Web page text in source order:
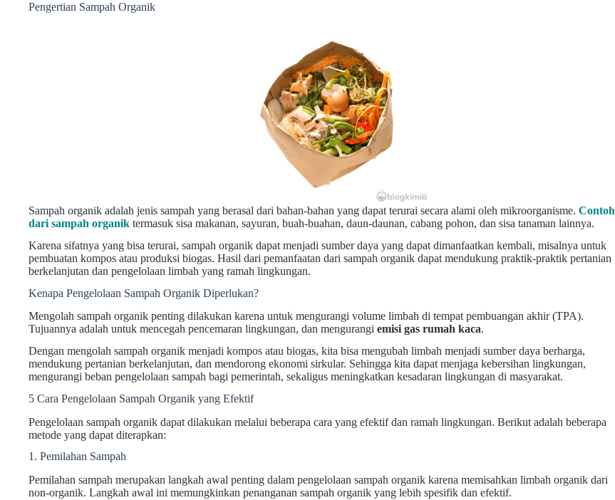
Pengertian Sampah Organik
Sampah organik adalah jenis sampah yang berasal dari bahan-bahan yang dapat terurai secara alami oleh mikroorganisme. Contoh
dari sampah organik termasuk sisa makanan, sayuran, buah-buahan, daun-daunan, cabang pohon, dan sisa tanaman lainnya.
Karena sifatnya yang bisa terurai, sampah organik dapat menjadi sumber daya yang dapat dimanfaatkan kembali, misalnya untuk
pembuatan kompos atau produksi biogas. Hasil dari pemanfaatan dari sampah organik dapat mendukung praktik-praktik pertanian
berkelanjutan dan pengelolaan limbah yang ramah lingkungan.
Kenapa Pengelolaan Sampah Organik Diperlukan?
Mengolah sampah organik penting dilakukan karena untuk mengurangi volume limbah di tempat pembuangan akhir (TPA).
Tujuannya adalah untuk mencegah pencemaran lingkungan, dan mengurangi emisi gas rumah kaca.
Dengan mengolah sampah organik menjadi kompos atau biogas, kita bisa mengubah limbah menjadi sumber daya berharga,
mendukung pertanian berkelanjutan, dan mendorong ekonomi sirkular. Sehingga kita dapat menjaga kebersihan lingkungan,
mengurangi beban pengelolaan sampah bagi pemerintah, sekaligus meningkatkan kesadaran lingkungan di masyarakat.
5 Cara Pengelolaan Sampah Organik yang Efektif
Pengelolaan sampah organik dapat dilakukan melalui beberapa cara yang efektif dan ramah lingkungan. Berikut adalah beberapa
metode yang dapat diterapkan:
1. Pemilahan Sampah
Pemilahan sampah merupakan langkah awal penting dalam pengelolaan sampah organik karena memisahkan limbah organik dari
non-organik. Langkah awal ini memungkinkan penanganan sampah organik yang lebih spesifik dan efektif.